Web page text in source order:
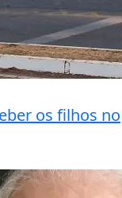
os filhos no